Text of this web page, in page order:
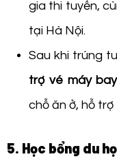
gia thi tuyển,
tại Hà Nội.
Sau khi trúng
trợ vé máy
chỗ ăn ở, hỗ
5. Học bổng du